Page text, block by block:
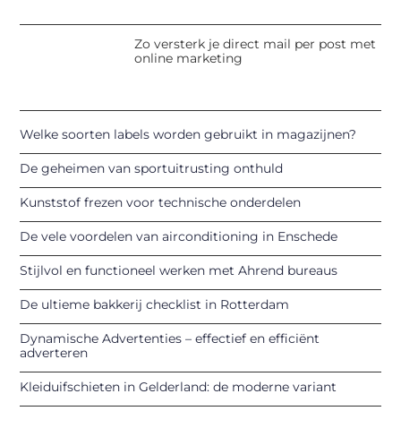
Zo versterk je direct mail per post met
online marketing
Welke soorten labels worden gebruikt in magazijnen?
De geheimen van sportuitrusting onthuld
Kunststof frezen voor technische onderdelen
De vele voordelen van airconditioning in Enschede
Stijlvol en functioneel werken met Ahrend bureaus
De ultieme bakkerij checklist in Rotterdam
Dynamische Advertenties – effectief en efficiënt
adverteren
Kleiduifschieten in Gelderland: de moderne variant